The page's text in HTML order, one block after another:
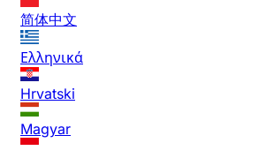
简体中文
Ελληνικά
Hrvatski
Magyar